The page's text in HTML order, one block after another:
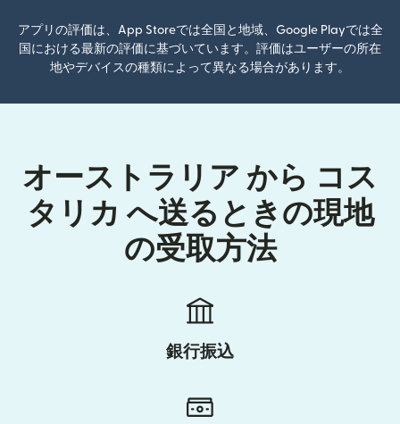
アプリの評価は、App Storeでは全国と地域、Google Playでは全
国における最新の評価に基づいています。評価はユーザーの所在
地やデバイスの種類によって異なる場合があります。
オーストラリア から コス
タリカ へ送るときの現地
の受取方法
銀行振込